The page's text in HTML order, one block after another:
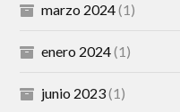
marzo 2024(1)
enero 2024(1)
junio 2023(1)